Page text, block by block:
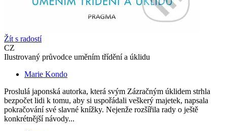
Žít s radostí
CZ
Ilustrovaný průvodce uměním třídění a úklidu
Marie Kondo
Proslulá japonská autorka, která svým Zázračným úklidem strhla
bezpočet lidi k tomu, aby si uspořádali veškerý majetek, napsala
pokračování své slavné knížky. Nejenže rozšířila rady o ještě
konkrétnější návody...